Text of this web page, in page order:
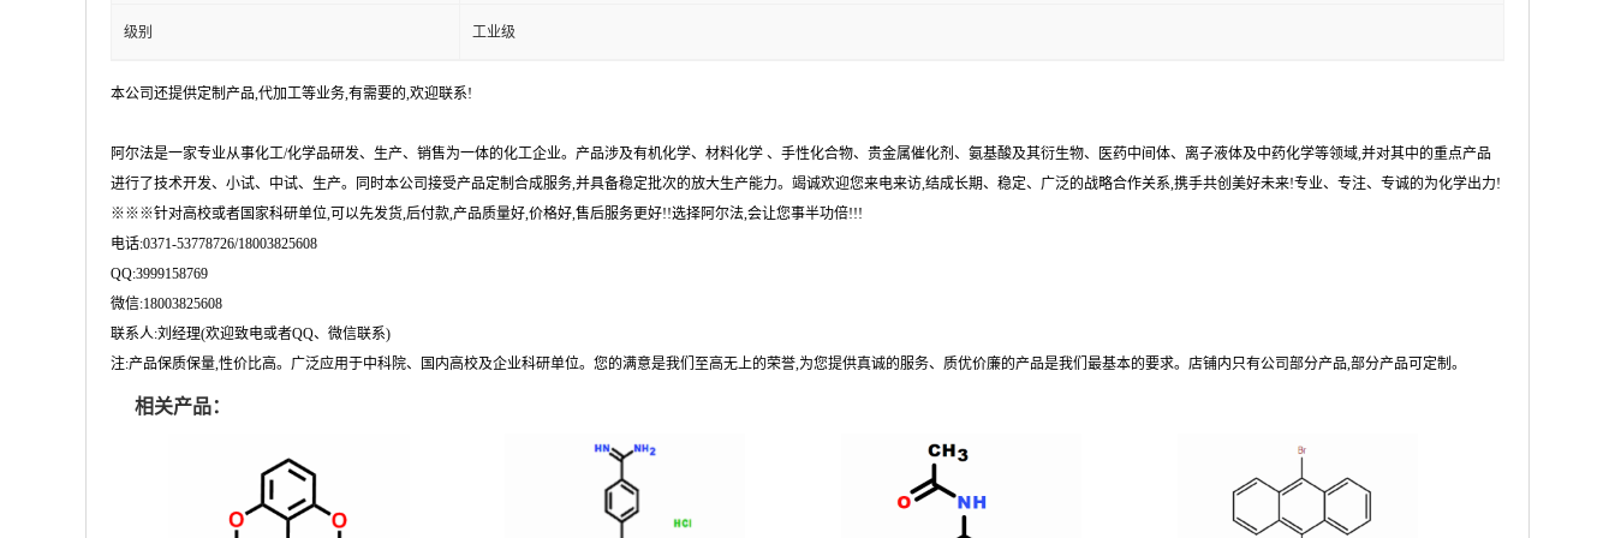
级别 工业级
本公司还提供定制产品,代加工等业务,有需要的,欢迎联系!
阿尔法是一家专业从事化工/化学品研发、生产、销售为一体的化工企业。产品涉及有机化学、材料化学 、手性化合物、贵金属催化剂、氨基酸及其衍生物、医药中间体、离子液体及中药化学等领域,并对其中的重点产品
进行了技术开发、小试、中试、生产。同时本公司接受产品定制合成服务,并具备稳定批次的放大生产能力。竭诚欢迎您来电来访,结成长期、稳定、广泛的战略合作关系,携手共创美好未来!专业、专注、专诚的为化学出力!
※※※针对高校或者国家科研单位,可以先发货,后付款,产品质量好,价格好,售后服务更好!!选择阿尔法,会让您事半功倍!!!
电话:0371-53778726/18003825608
QQ:3999158769
微信:18003825608
联系人:刘经理(欢迎致电或者QQ、微信联系)
注:产品保质保量,性价比高。广泛应用于中科院、国内高校及企业科研单位。您的满意是我们至高无上的荣誉,为您提供真诚的服务、质优价廉的产品是我们最基本的要求。店铺内只有公司部分产品,部分产品可定制。
相关产品：